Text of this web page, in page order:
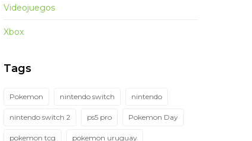
Videojuegos
Xbox
Tags
Pokemon nintendo switch nintendo
nintendo switch 2 ps5 pro Pokemon Day
pokemon tcg pokemon uruguay